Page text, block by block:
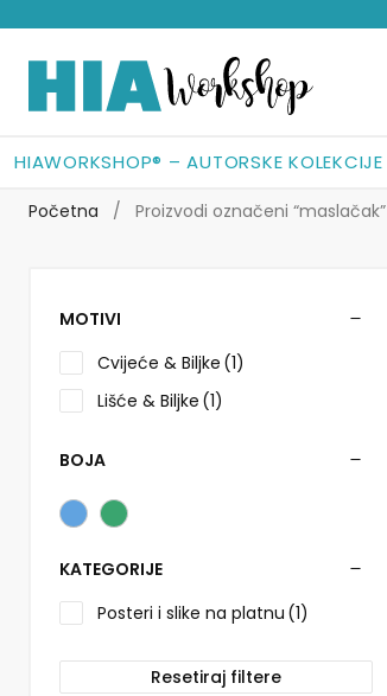
HIAWORKSHOP® – AUTORSKE KOLEKCIJE
Preskoči
na
navigaciju
Skoči
do
sadržaja
Početna / Proizvodi označeni “maslačak”
MOTIVI
Cvijeće & Biljke (1)
Lišće & Biljke (1)
BOJA
KATEGORIJE
Posteri i slike na platnu (1)
Resetiraj filtere